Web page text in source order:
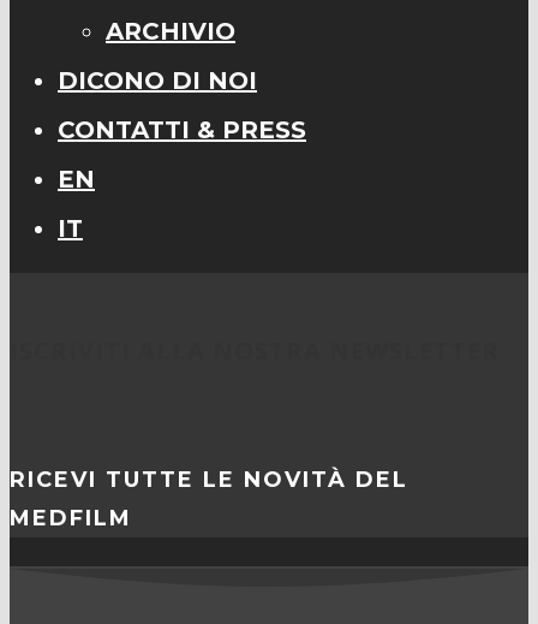
ARCHIVIO
DICONO DI NOI
CONTATTI & PRESS
EN
IT
RICEVI TUTTE LE NOVITÀ DEL
MEDFILM